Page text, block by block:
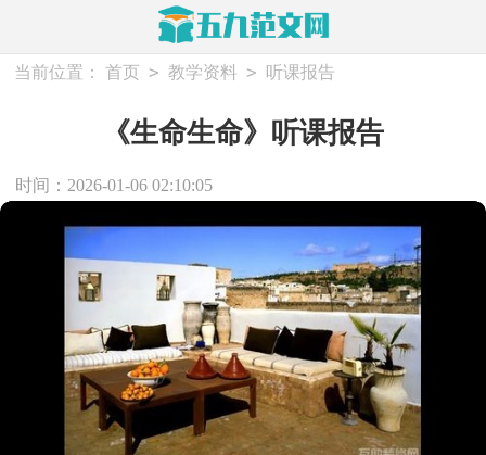
当前位置： 首页 > 教学资料 > 听课报告
《生命生命》听课报告
时间：2026-01-06 02:10:05